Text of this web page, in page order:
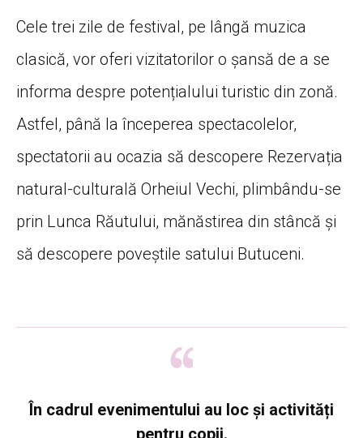
Cele trei zile de festival, pe lângă muzica
clasică, vor oferi vizitatorilor o șansă de a se
informa despre potențialului turistic din zonă.
Astfel, până la începerea spectacolelor,
spectatorii au ocazia să descopere Rezervația
natural-culturală Orheiul Vechi, plimbându-se
prin Lunca Răutului, mănăstirea din stâncă și
să descopere poveștile satului Butuceni.
În cadrul evenimentului au loc și activități
pentru copii.